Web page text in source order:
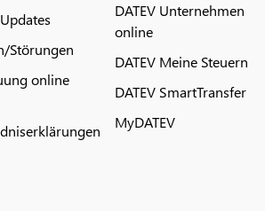
Störungen
online
DATEV Unternehmen
online
DATEV Meine Steuern
DATEV SmartTransfer
MyDATEV